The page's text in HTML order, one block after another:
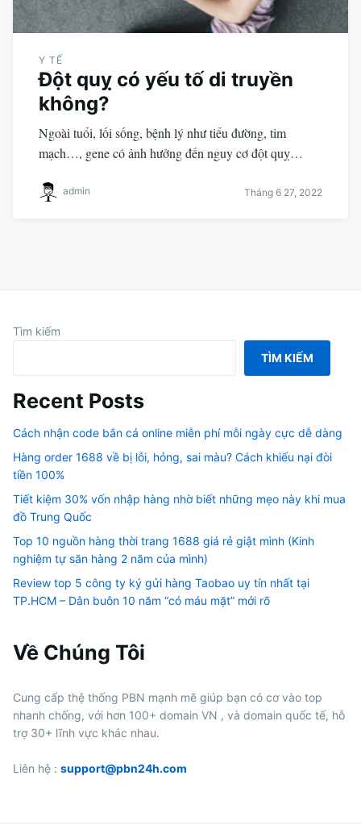
Y TẾ
Đột quỵ có yếu tố di truyền
không?
Ngoài tuổi, lối sống, bệnh lý như tiểu đường, tim
mạch…, gene có ảnh hưởng đến nguy cơ đột quỵ…
admin Tháng 6 27, 2022
Tìm kiếm
TÌM KIẾM
Recent Posts
Cách nhận code bắn cá online miễn phí mỗi ngày cực dễ dàng
Hàng order 1688 về bị lỗi, hỏng, sai màu? Cách khiếu nại đòi
tiền 100%
Tiết kiệm 30% vốn nhập hàng nhờ biết những mẹo này khi mua
đồ Trung Quốc
Top 10 nguồn hàng thời trang 1688 giá rẻ giật mình (Kinh
nghiệm tự săn hàng 2 năm của mình)
Review top 5 công ty ký gửi hàng Taobao uy tín nhất tại
TP.HCM – Dân buôn 10 năm “có máu mặt” mới rõ
Về Chúng Tôi
Cung cấp thệ thống PBN mạnh mẽ giúp bạn có cơ vào top
nhanh chống, với hơn 100+ domain VN , và domain quốc tế, hỗ
trợ 30+ lĩnh vực khác nhau.
Liên hệ : support@pbn24h.com